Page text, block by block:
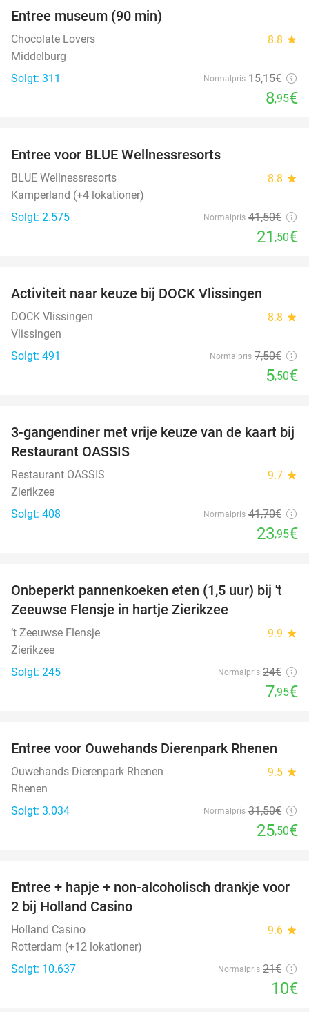
Entree museum (90 min)
Chocolate Lovers 8.8 star
Middelburg
Solgt: 311
Normalpris 15,15€
8,95€
Entree voor BLUE Wellnessresorts
BLUE Wellnessresorts 8.8 star
Kamperland (+4 lokationer)
Solgt: 2.575
Normalpris 41,50€
21 ,50€
Activiteit naar keuze bij DOCK Vlissingen
DOCK Vlissingen 8.8 star
Vlissingen
Solgt: 491
Normalpris 7,50€
5,50€
43%
3-gangendiner met vrije keuze van de kaart bij
Restaurant OASSIS
Restaurant OASSIS 9.7 star
Zierikzee
Solgt: 408
Normalpris 41,70€
23,95€
67%
Onbeperkt pannenkoeken eten (1,5 uur) bij 't
Zeeuwse Flensje in hartje Zierikzee
‘t Zeeuwse Flensje 9.9 star
Zierikzee
Solgt: 245
Normalpris 24€
7,95€
19%
Entree voor Ouwehands Dierenpark Rhenen
Ouwehands Dierenpark Rhenen 9.5 star
Rhenen
Solgt: 3.034
Normalpris 31,50€
25,50€
52%
Entree + hapje + non-alcoholisch drankje voor
2 bij Holland Casino
Holland Casino 9.6 star
Rotterdam (+12 lokationer)
Solgt: 10.637
Normalpris 21€
10€